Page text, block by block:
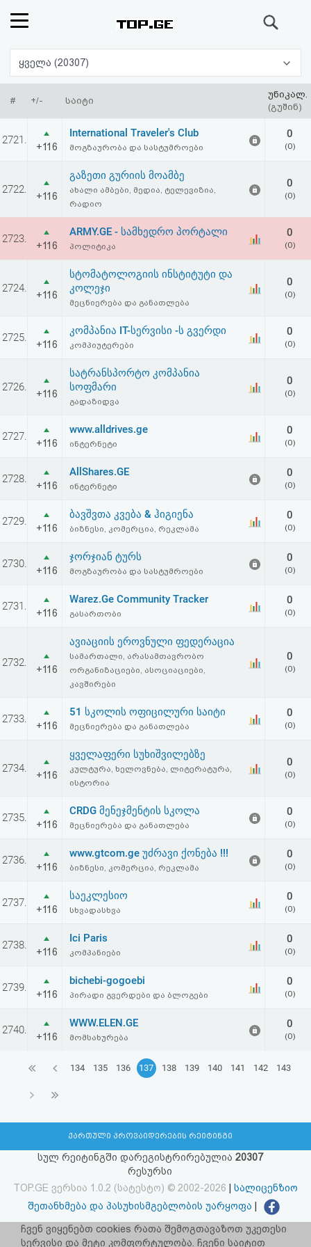
რეიტინგი
(მთავარი)
ფოსტა
პასუხი
რეგისტრაცია
პაროლის
კოდი
შეთანხმება
და
უარყოფა
ყველა (20307)
# +/- საიტი
უნიკალ.
(გუშინ)
2721.
+116
International Traveler's Club
მოგზაურობა და სასტუმროები
0
(0)
2722.
+116
გაზეთი გურიის მოამბე
ახალი ამბები, მედია, ტელევიზია,
რადიო
0
(0)
2723.
+116
ARMY.GE - სამხედრო პორტალი
პოლიტიკა
0
(0)
2724.
+116
სტომატოლოგიის ინსტიტუტი და
კოლეჯი
მეცნიერება და განათლება
0
(0)
2725.
+116
კომპანია IT-სერვისი -ს გვერდი
კომპიუტერები
0
(0)
2726.
+116
სატრანსპორტო კომპანია
სოფმარი
გადაზიდვა
0
(0)
2727.
+116
www.alldrives.ge
ინტერნეტი
0
(0)
2728.
+116
AllShares.GE
ინტერნეტი
0
(0)
2729.
+116
ბავშვთა კვება & ჰიგიენა
ბიზნესი, კომერცია, რეკლამა
0
(0)
2730.
+116
ჯორჯიან ტურს
მოგზაურობა და სასტუმროები
0
(0)
2731.
+116
Warez.Ge Community Tracker
გასართობი
0
(0)
2732.
+116
ავიაციის ეროვნული ფედერაცია
სამართალი, არასამთავრობო
ორგანიზაციები, ასოციაციები,
კავშირები
0
(0)
2733.
+116
51 სკოლის ოფიცილური საიტი
მეცნიერება და განათლება
0
(0)
2734.
+116
ყველაფერი სუხიშვილებზე
კულტურა, ხელოვნება, ლიტერატურა,
ისტორია
0
(0)
2735.
+116
CRDG მენეჯმენტის სკოლა
მეცნიერება და განათლება
0
(0)
2736.
+116
www.gtcom.ge უძრავი ქონება !!!
ბიზნესი, კომერცია, რეკლამა
0
(0)
2737.
+116
საეკლესიო
სხვადასხვა
0
(0)
2738.
+116
Ici Paris
კომპანიები
0
(0)
2739.
+116
bichebi-gogoebi
პირადი გვერდები და ბლოგები
0
(0)
2740.
+116
WWW.ELEN.GE
მომსახურება
0
(0)
134 135 136 137 138 139 140 141 142 143
ქართული პროვაიდერების რეიტინგი
სულ რეიტინგში დარეგისტრირებულია 20307
რესურსი
TOP.GE ვერსია 1.0.2 (სატესტო) © 2002-2026
სალიცენზიო
შეთანხმება და პასუხისმგებლობის უარყოფა
facebook.com/TOP.GE
იხილეთ TOP.GE - ის ძველი ვერსია ბმულზე
ჩვენ ვიყენებთ cookies რათა შემოგთავაზოთ უკეთესი
სერვისი და მეტი კომფორტულობა. ჩვენი საიტით